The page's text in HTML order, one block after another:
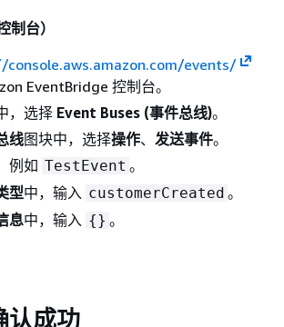
制台）
events/
EventBridge 控制台。
，选择 Event Buses (事件总线)。
线图块中，选择操作、 发送事件。
例如 TestEvent 。
型中，输入 customerCreated 。
息中，输入 {} 。
认成功